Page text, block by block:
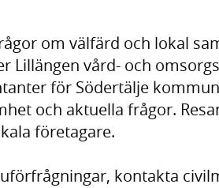
om välfärd och lokal
Lillängen vård- och
för Södertälje
och aktuella frågor.
företagare.
kontakta